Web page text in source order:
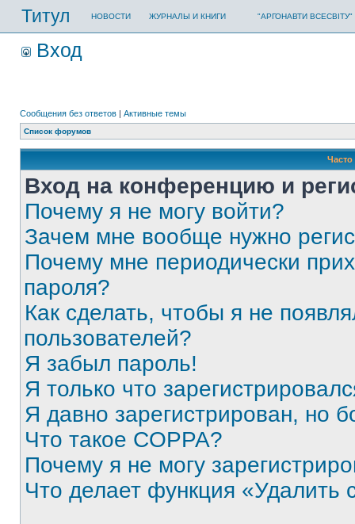
Титул НОВОСТИ ЖУРНАЛЫ И КНИГИ "АРГОНАВТИ ВСЕСВІТУ"
Вход
Сообщения без ответов | Активные темы
Список форумов
Вход на конференцию и
Почему я не могу войти?
Зачем мне вообще нужно
Почему мне периодически
пароля?
Как сделать, чтобы я не
пользователей?
Я забыл пароль!
Я только что
Я давно зарегистрирован, но
Что такое COPPA?
Почему я не могу
Что делает функция «Удалить